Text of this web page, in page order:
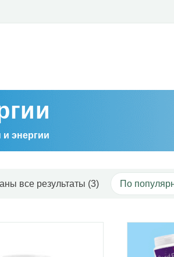
энергии
все результаты (3)Сортировка: по